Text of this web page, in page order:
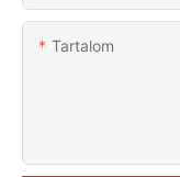
Tartalom